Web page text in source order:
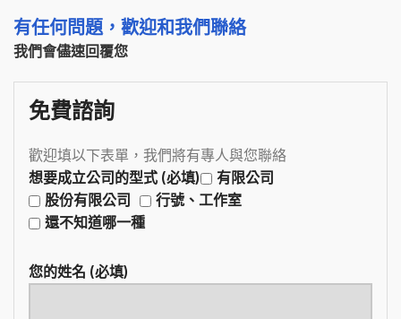
有任何問題，歡迎和我們聯絡
我們會儘速回覆您
免費諮詢
歡迎填以下表單，我們將有專人與您聯絡
想要成立公司的型式 (必填)
有限公司
股份有限公司
行號、工作室
還不知道哪一種
您的姓名 (必填)